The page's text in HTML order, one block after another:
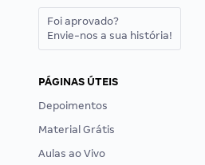
Foi aprovado?
Envie-nos a sua história!
PÁGINAS ÚTEIS
Depoimentos
Material Grátis
Aulas ao Vivo